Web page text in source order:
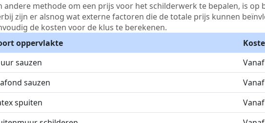
andere methode om een prijs voor het schilderwerk te bepalen, is op
zijn er alsnog wat externe factoren die de totale prijs kunnen
de kosten voor de klus te berekenen.
oppervlakte
sauzen
sauzen
spuiten